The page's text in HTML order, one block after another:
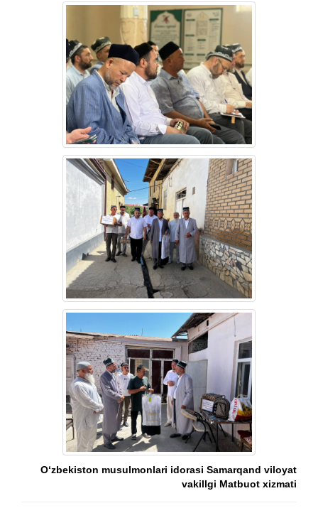
O‘zbekiston musulmonlari idorasi Samarqand viloyat
vakillgi Matbuot xizmati